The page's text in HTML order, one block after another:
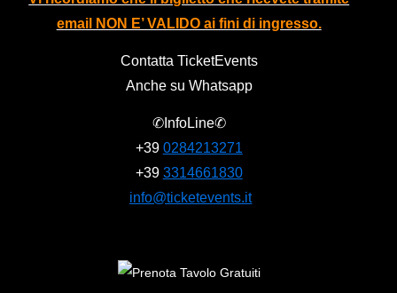
email NON E’ VALIDO ai fini di ingresso.
Contatta TicketEvents
Anche su Whatsapp
✆InfoLine✆
+39 0284213271
+39 3314661830
info@ticketevents.it